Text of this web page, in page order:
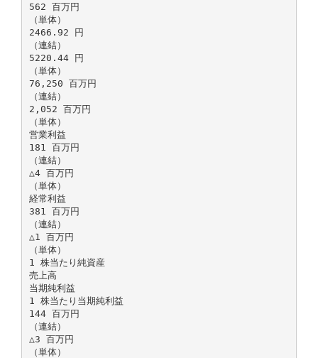
562 百万円
（単体）
2466.92 円
（連結）
5220.44 円
（単体）
76,250 百万円
（連結）
2,052 百万円
（単体）
営業利益
181 百万円
（連結）
△4 百万円
（単体）
経常利益
381 百万円
（連結）
△1 百万円
（単体）
1 株当たり純資産
売上高
当期純利益
1 株当たり当期純利益
144 百万円
（連結）
△3 百万円
（単体）